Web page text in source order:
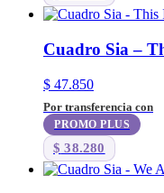
Cuadro Sia –
$ 47.850
Por transferencia con
PROMO PLUS
$ 38.280